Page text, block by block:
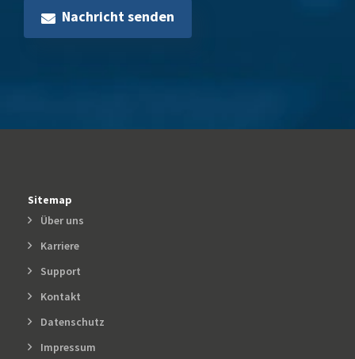
Nachricht senden
Sitemap
Über uns
Karriere
Support
Kontakt
Datenschutz
Impressum